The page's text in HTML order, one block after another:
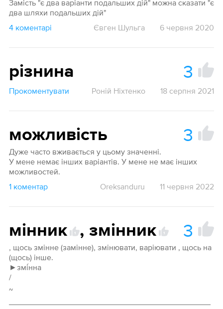
Замість "є два варіанти подальших дій" можна сказати "є
два шляхи подальших дій"
4 коментарі
Євген Шульга 6 червня 2020
різнина 3
Прокоментувати Роній Ніхтенко 18 серпня 2021
можливість 3
Дуже часто вживається у цьому значенні.
У мене немає інших варіантів. У мене не має інших
можливостей.
1 коментар
Oreksanduru 11 червня 2022
мінник , змінник 3
, щось змінне (замінне), змінювати, варіювати , щось на
(щось) інше.
►змі́нна
/
~